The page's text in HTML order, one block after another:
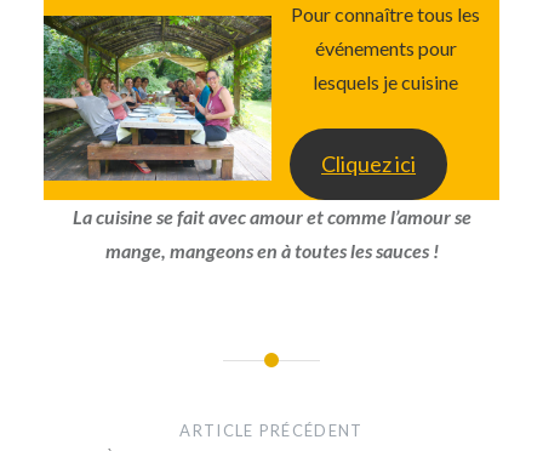
Pour connaître tous les
événements pour
lesquels je cuisine
Cliquez ici
La cuisine se fait avec amour et comme l’amour se
mange, mangeons en à toutes les sauces !
ARTICLE PRÉCÉDENT